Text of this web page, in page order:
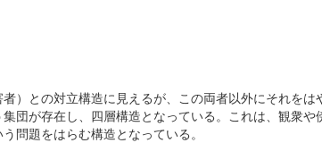
）との対立構造に見えるが、この両者以外にそれをは
団が存在し、四層構造となっている。これは、観衆や
問題をはらむ構造となっている。